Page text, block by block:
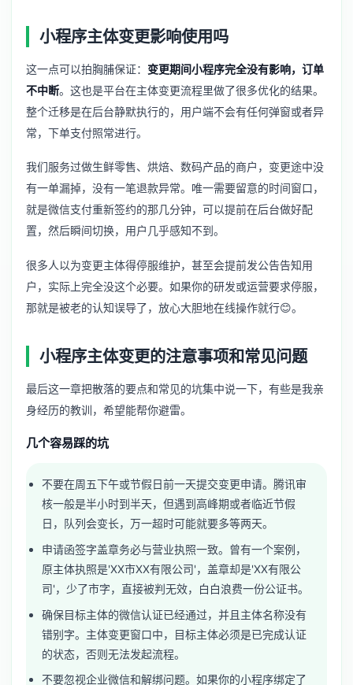
小程序主体变更影响使用吗
这一点可以拍胸脯保证： 变更期间小程序完全没有影响，订单
不中断。这也是平台在主体变更流程里做了很多优化的结果。
整个迁移是在后台静默执行的，用户端不会有任何弹窗或者异
常，下单支付照常进行。
我们服务过做生鲜零售、烘焙、数码产品的商户，变更途中没
有一单漏掉，没有一笔退款异常。唯一需要留意的时间窗口，
就是微信支付重新签约的那几分钟，可以提前在后台做好配
置，然后瞬间切换，用户几乎感知不到。
很多人以为变更主体得停服维护，甚至会提前发公告告知用
户，实际上完全没这个必要。如果你的研发或运营要求停服，
那就是被老的认知误导了，放心大胆地在线操作就行😊。
小程序主体变更的注意事项和常见问题
最后这一章把散落的要点和常见的坑集中说一下，有些是我亲
身经历的教训，希望能帮你避雷。
几个容易踩的坑
不要在周五下午或节假日前一天提交变更申请。腾讯审
核一般是半小时到半天，但遇到高峰期或者临近节假
日，队列会变长，万一超时可能就要多等两天。
申请函签字盖章务必与营业执照一致。曾有一个案例，
原主体执照是'XX市XX有限公司'，盖章却是'XX有限公
司'，少了市字，直接被判无效，白白浪费一份公证书。
确保目标主体的微信认证已经通过，并且主体名称没有
错别字。主体变更窗口中，目标主体必须是已完成认证
的状态，否则无法发起流程。
不要忽视企业微信和解绑问题。如果你的小程序绑定了